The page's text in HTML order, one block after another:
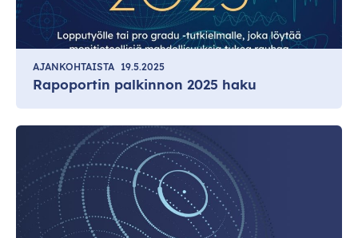
AJANKOHTAISTA 19.5.2025
Rapoportin palkinnon 2025 haku